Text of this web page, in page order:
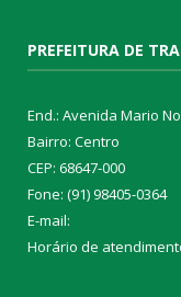
PREFEITURA DE
End.: Avenida Mario
Bairro: Centro
CEP: 68647-000
Fone: (91) 98405-0364
E-mail:
Horário de